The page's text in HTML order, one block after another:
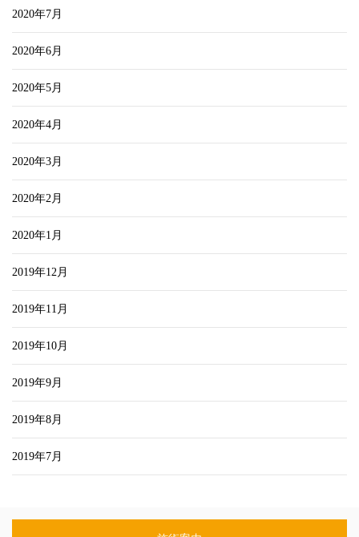
2020年7月
2020年6月
2020年5月
2020年4月
2020年3月
2020年2月
2020年1月
2019年12月
2019年11月
2019年10月
2019年9月
2019年8月
2019年7月